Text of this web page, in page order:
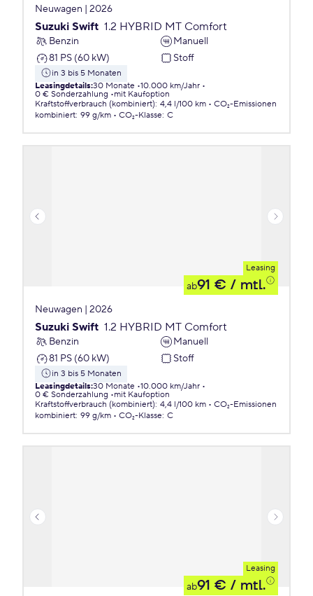
Neuwagen | 2026
Suzuki Swift 1.2 HYBRID MT Comfort
Benzin
Manuell
81 PS (60 kW)
Stoff
in 3 bis 5 Monaten
Leasingdetails:30 Monate 10.000 km/Jahr
0 € Sonderzahlung
mit Kaufoption
Kraftstoffverbrauch (kombiniert): 4,4 l/100 km
CO₂-Emissionen
kombiniert: 99 g/km CO₂-Klasse: C
Leasing
ab91 € / mtl.
Neuwagen | 2026
Suzuki Swift 1.2 HYBRID MT Comfort
Benzin
Manuell
81 PS (60 kW)
Stoff
in 3 bis 5 Monaten
Leasingdetails:30 Monate 10.000 km/Jahr
0 € Sonderzahlung
mit Kaufoption
Kraftstoffverbrauch (kombiniert): 4,4 l/100 km
CO₂-Emissionen
kombiniert: 99 g/km CO₂-Klasse: C
Leasing
ab91 € / mtl.